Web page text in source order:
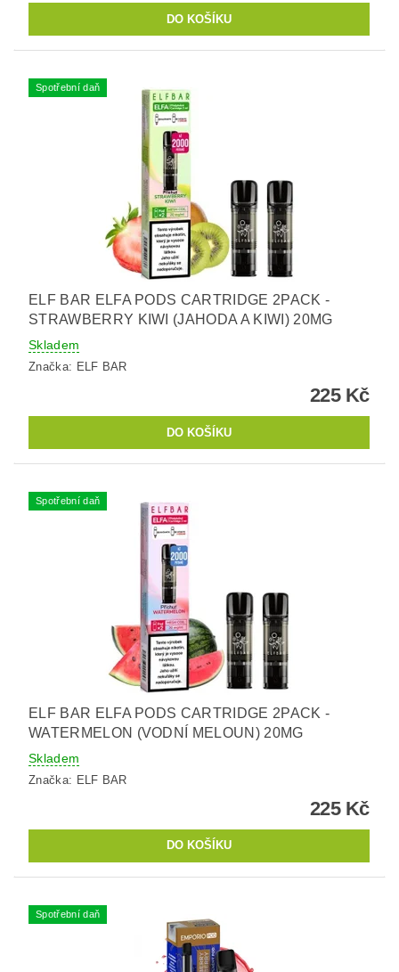
Spotřební daň
ELF BAR ELFA PODS CARTRIDGE 2PACK -
STRAWBERRY KIWI (JAHODA A KIWI) 20MG
Skladem
Značka: ELF BAR
225 Kč
Spotřební daň
ELF BAR ELFA PODS CARTRIDGE 2PACK -
WATERMELON (VODNÍ MELOUN) 20MG
Skladem
Značka: ELF BAR
225 Kč
Spotřební daň